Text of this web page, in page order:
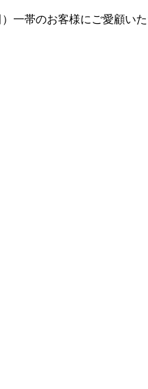
一帯のお客様にご愛顧いた